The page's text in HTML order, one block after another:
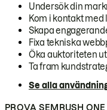
Undersök din
Kom i kontakt
Skapa
Fixa tekniska
Öka auktoriteten
Ta fram
Se alla
PROVA SEMRUSH